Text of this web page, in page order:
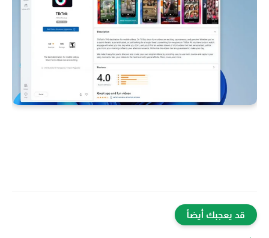
قد يعجبك أيضاً